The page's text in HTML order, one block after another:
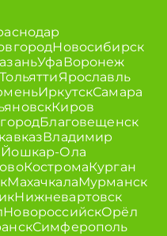
Новосибирск
УфаВоронеж
ТольяттиЯрославль
ИркутскСамара
Киров
Благовещенск
Владимир
Йошкар-Ола
КостромаКурган
МахачкалаМурманск
Нижневартовск
НовороссийскОрёл
Симферополь